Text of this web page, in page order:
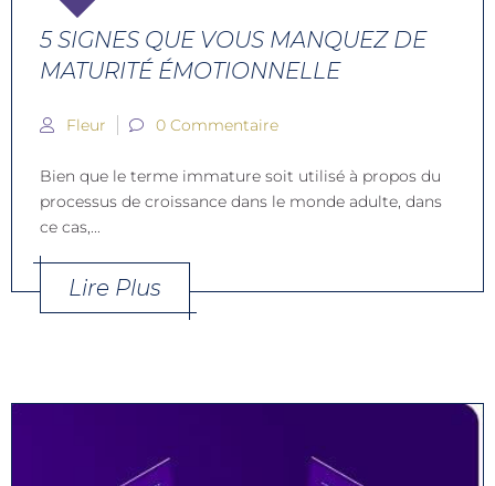
5 SIGNES QUE VOUS MANQUEZ DE
MATURITÉ ÉMOTIONNELLE
Fleur 0 Commentaire
Bien que le terme immature soit utilisé à propos du
processus de croissance dans le monde adulte, dans
ce cas,...
Lire Plus